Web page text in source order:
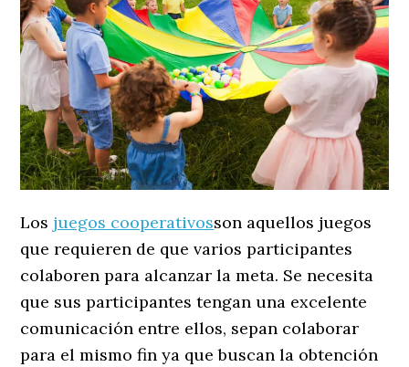
Los juegos cooperativosson aquellos juegos
que requieren de que varios participantes
colaboren para alcanzar la meta. Se necesita
que sus participantes tengan una excelente
comunicación entre ellos, sepan colaborar
para el mismo fin ya que buscan la obtención